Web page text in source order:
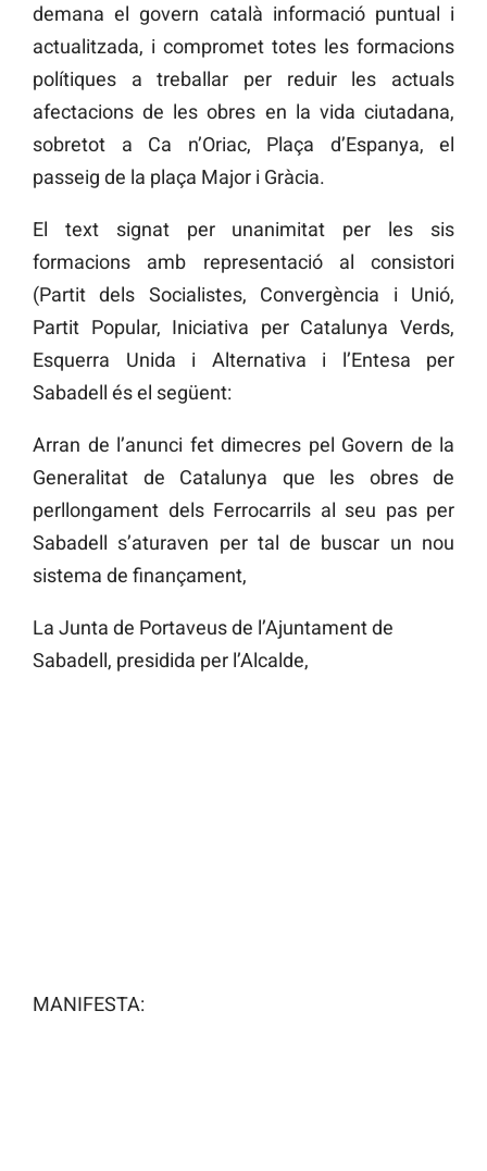
demana el govern català informació puntual i
actualitzada, i compromet totes les formacions
polítiques a treballar per reduir les actuals
afectacions de les obres en la vida ciutadana,
sobretot a Ca n’Oriac, Plaça d’Espanya, el
passeig de la plaça Major i Gràcia.
El text signat per unanimitat per les sis
formacions amb representació al consistori
(Partit dels Socialistes, Convergència i Unió,
Partit Popular, Iniciativa per Catalunya Verds,
Esquerra Unida i Alternativa i l’Entesa per
Sabadell és el següent:
Arran de l’anunci fet dimecres pel Govern de la
Generalitat de Catalunya que les obres de
perllongament dels Ferrocarrils al seu pas per
Sabadell s’aturaven per tal de buscar un nou
sistema de finançament,
La Junta de Portaveus de l’Ajuntament de
Sabadell, presidida per l’Alcalde,
MANIFESTA: